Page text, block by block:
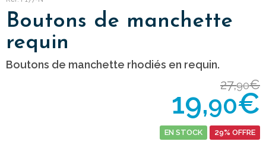
Boutons de manchette
requin
Boutons de manchette rhodiés en requin.
27,90€
19,90€
EN STOCK 29% OFFRE